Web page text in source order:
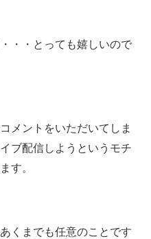
・・とっても嬉しいので
メントをいただいてしま
ブ配信しようというモチ
す。
くまでも任意のことです